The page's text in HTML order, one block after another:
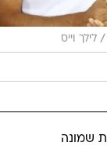
/ לילך וייס
שמונה